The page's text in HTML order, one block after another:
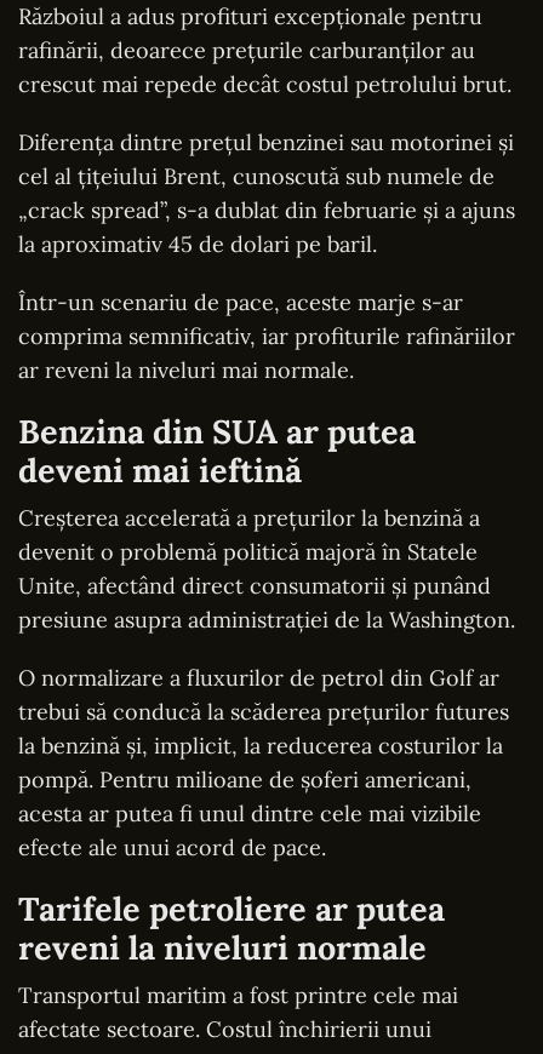
Războiul a adus profituri excepționale pentru
rafinării, deoarece prețurile carburanților au
crescut mai repede decât costul petrolului brut.
Diferența dintre prețul benzinei sau motorinei și
cel al țițeiului Brent, cunoscută sub numele de
„crack spread”, s-a dublat din februarie și a ajuns
la aproximativ 45 de dolari pe baril.
Într-un scenariu de pace, aceste marje s-ar
comprima semnificativ, iar profiturile rafinăriilor
ar reveni la niveluri mai normale.
Benzina din SUA ar putea
deveni mai ieftină
Creșterea accelerată a prețurilor la benzină a
devenit o problemă politică majoră în Statele
Unite, afectând direct consumatorii și punând
presiune asupra administrației de la Washington.
O normalizare a fluxurilor de petrol din Golf ar
trebui să conducă la scăderea prețurilor futures
la benzină și, implicit, la reducerea costurilor la
pompă. Pentru milioane de șoferi americani,
acesta ar putea fi unul dintre cele mai vizibile
efecte ale unui acord de pace.
Tarifele petroliere ar putea
reveni la niveluri normale
Transportul maritim a fost printre cele mai
afectate sectoare. Costul închirierii unui